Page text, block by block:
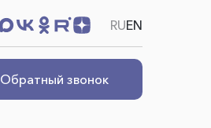
RUEN
Обратный звонок